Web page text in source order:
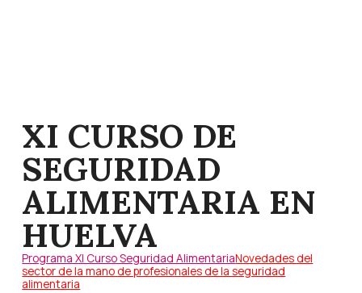
XI CURSO DE
SEGURIDAD
ALIMENTARIA EN
HUELVA
Programa XI Curso Seguridad AlimentariaNovedades del
sector de la mano de profesionales de la seguridad
alimentaria